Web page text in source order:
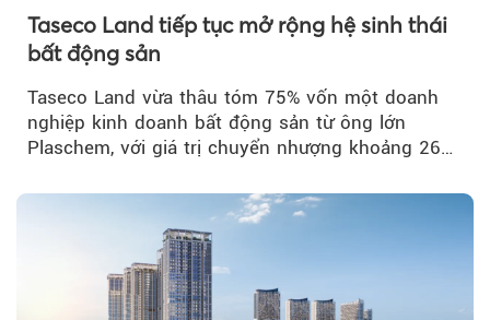
Taseco Land tiếp tục mở rộng hệ sinh thái
bất động sản
Taseco Land vừa thâu tóm 75% vốn một doanh
nghiệp kinh doanh bất động sản từ ông lớn
Plaschem, với giá trị chuyển nhượng khoảng 262